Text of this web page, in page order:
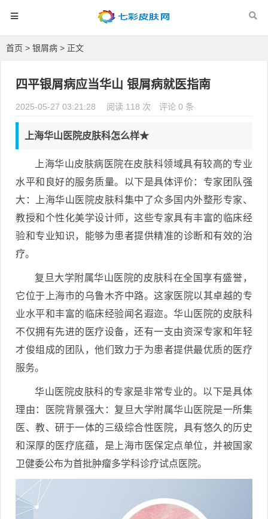
首页 > 银屑病 > 正文
四平银屑病应当华山 银屑病就医指南
2025-05-27 03:21:28 阅读 118 次 评论 0 条
上海华山医院皮肤科怎么样★
上海华山皮肤病医院在皮肤科领域具有较高的专业
水平和良好的服务质量。以下是具体评价：专家团队强
大：上海华山医院皮肤科集中了众多国内外整形专家、
教授和个性化美学设计师，这些专家具有丰富的临床经
验和专业知识，能够为患者提供精准的诊断和有效的治
疗。
复旦大学附属华山医院的皮肤科在全国享有盛誉，
它位于上海市的乌鲁木齐中路。这家医院以其卓越的专
业水平和丰富的临床经验闻名遐迩。华山医院的皮肤科
不仅拥有先进的医疗设备，还有一支由资深专家和年轻
才俊组成的团队，他们致力于为患者提供最优质的医疗
服务。
华山医院皮肤科的专家是非常专业的。以下是具体
理由：医院背景强大：复旦大学附属华山医院是一所集
医、教、研于一体的三级综合性医院，具有悠久的历史
和深厚的医疗底蕴，是上海市医保定点单位，并被国家
卫健委公布为首批肿瘤多学科诊疗试点医院。